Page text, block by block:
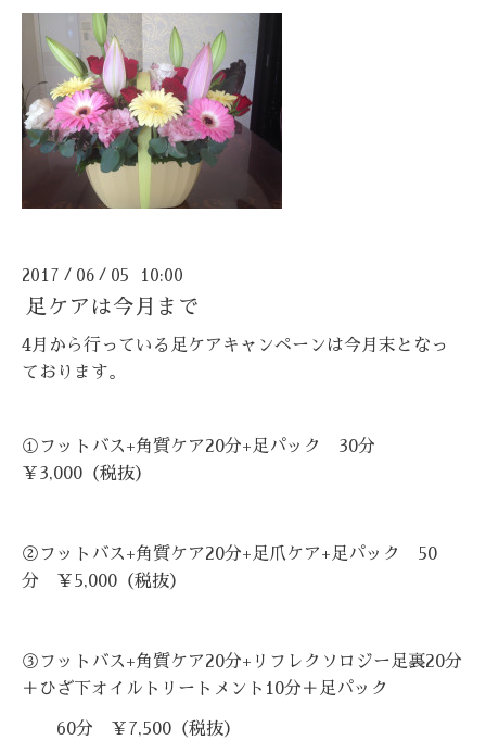
2017 / 06 / 05 10:00
足ケアは今月まで
4月から行っている足ケアキャンペーンは今月末となっ
ております。
①フットバス+角質ケア20分+足パック 30分
￥3,000 （税抜）
②フットバス+角質ケア20分+足爪ケア+足パック 50
分 ￥5,000 （税抜）
③フットバス+角質ケア20分+リフレクソロジー足裏20分
＋ひざ下オイルトリートメント10分＋足パック
60分 ￥7,500 （税抜）